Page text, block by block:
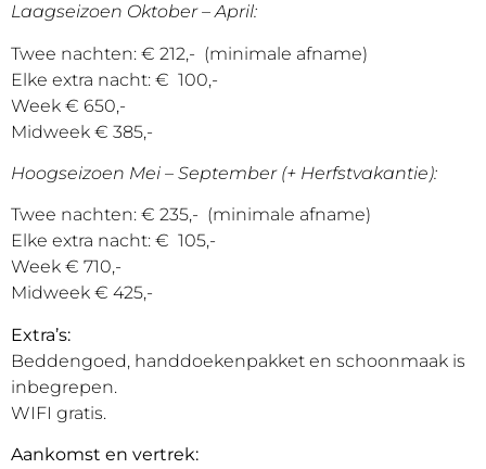
Laagseizoen Oktober – April:
Twee nachten: € 212,- (minimale afname)
Elke extra nacht: € 100,-
Week € 650,-
Midweek € 385,-
Hoogseizoen Mei – September (+ Herfstvakantie):
Twee nachten: € 235,- (minimale afname)
Elke extra nacht: € 105,-
Week € 710,-
Midweek € 425,-
Extra’s:
Beddengoed, handdoekenpakket en schoonmaak is
inbegrepen.
WIFI gratis.
Aankomst en vertrek: